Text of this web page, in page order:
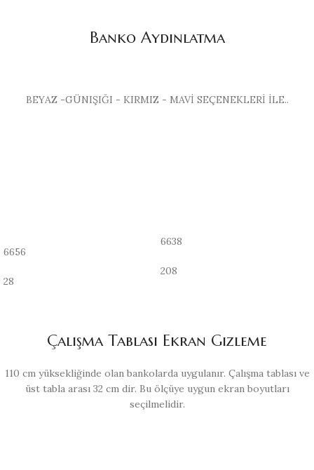
Banko Aydınlatma
BEYAZ -GÜNIŞIĞI - KIRMIZ - MAVİ SEÇENEKLERİ İLE..
6656
28
6638
208
Çalışma Tablası Ekran Gizleme
110 cm yüksekliğinde olan bankolarda uygulanır. Çalışma tablası ve
üst tabla arası 32 cm dir. Bu ölçüye uygun ekran boyutları
seçilmelidir.